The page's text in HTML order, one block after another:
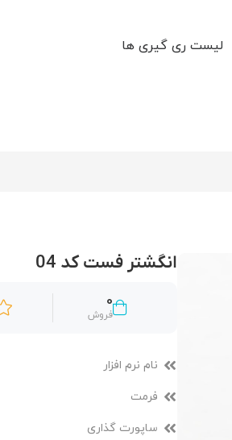
لیست ری گیری ها
انگشتر فست کد 04
0
فروش
نام نرم افزار
فرمت
ساپورت گذاری